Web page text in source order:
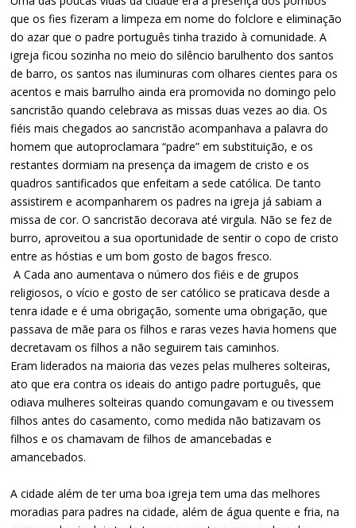
que os fies fizeram a limpeza em nome do folclore e eliminação
do azar que o padre português tinha trazido à comunidade. A
igreja ficou sozinha no meio do silêncio barulhento dos santos
de barro, os santos nas iluminuras com olhares cientes para os
acentos e mais barrulho ainda era promovida no domingo pelo
sancristão quando celebrava as missas duas vezes ao dia. Os
fiéis mais chegados ao sancristão acompanhava a palavra do
homem que autoproclamara “padre” em substituição, e os
restantes dormiam na presença da imagem de cristo e os
quadros santificados que enfeitam a sede católica. De tanto
assistirem e acompanharem os padres na igreja já sabiam a
missa de cor. O sancristão decorava até virgula. Não se fez de
burro, aproveitou a sua oportunidade de sentir o copo de cristo
entre as hóstias e um bom gosto de bagos fresco.
A Cada ano aumentava o número dos fiéis e de grupos
religiosos, o vício e gosto de ser católico se praticava desde a
tenra idade e é uma obrigação, somente uma obrigação, que
passava de mãe para os filhos e raras vezes havia homens que
decretavam os filhos a não seguirem tais caminhos.
Eram liderados na maioria das vezes pelas mulheres solteiras,
ato que era contra os ideais do antigo padre português, que
odiava mulheres solteiras quando comungavam e ou tivessem
filhos antes do casamento, como medida não batizavam os
filhos e os chamavam de filhos de amancebadas e
amancebados.
A cidade além de ter uma boa igreja tem uma das melhores
moradias para padres na cidade, além de água quente e fria, na